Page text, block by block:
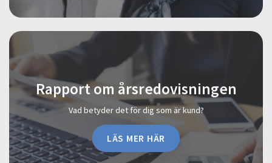
Rapport om årsredovisningen
Vad betyder det för dig som är kund?
LÄS MER HÄR